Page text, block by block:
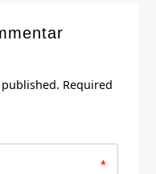
Required
*